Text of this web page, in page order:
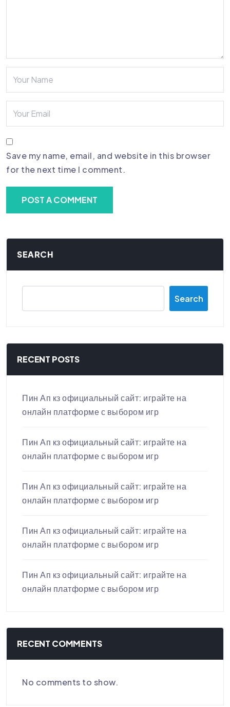
Save my name, email, and website in this browser
for the next time I comment.
SEARCH
Search
RECENT POSTS
Пин Ап кз официальный сайт: играйте на
онлайн платформе с выбором игр
Пин Ап кз официальный сайт: играйте на
онлайн платформе с выбором игр
Пин Ап кз официальный сайт: играйте на
онлайн платформе с выбором игр
Пин Ап кз официальный сайт: играйте на
онлайн платформе с выбором игр
Пин Ап кз официальный сайт: играйте на
онлайн платформе с выбором игр
RECENT COMMENTS
No comments to show.